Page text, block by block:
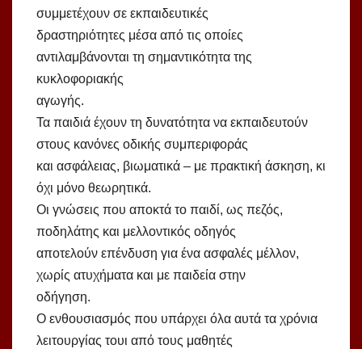
συμμετέχουν σε εκπαιδευτικές
δραστηριότητες μέσα από τις οποίες
αντιλαμβάνονται τη σημαντικότητα της
κυκλοφοριακής
αγωγής.
Τα παιδιά έχουν τη δυνατότητα να εκπαιδευτούν
στους κανόνες οδικής συμπεριφοράς
και ασφάλειας, βιωματικά – με πρακτική άσκηση, κι
όχι μόνο θεωρητικά.
Οι γνώσεις που αποκτά το παιδί, ως πεζός,
ποδηλάτης και μελλοντικός οδηγός
αποτελούν επένδυση για ένα ασφαλές μέλλον,
χωρίς ατυχήματα και με παιδεία στην
οδήγηση.
Ο ενθουσιασμός που υπάρχει όλα αυτά τα χρόνια
λειτουργίας τουι από τους μαθητές